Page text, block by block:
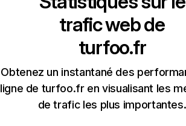
trafic web de
turfoo.fr
Obtenez un instantané des
ligne de turfoo.fr en visualisant les
de trafic les plus importantes.